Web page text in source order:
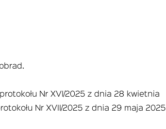
Nr XVI/2025 z dnia 28 kwietnia
Nr XVII/2025 z dnia 29 maja 2025